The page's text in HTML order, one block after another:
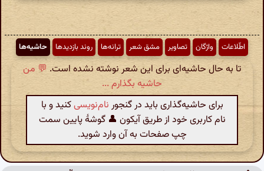
اطّلاعات واژگان تصاویر مشق شعر ترانه‌ها روند بازدیدها حاشیه‌ها
تا به حال حاشیه‌ای برای این شعر نوشته نشده است. 💬 من
حاشیه بگذارم ...
برای حاشیه‌گذاری باید در گنجور نام‌نویسیکنید و با
نام کاربری خود از طریق آیکون 👤 گوشهٔ پایین سمت
چپ صفحات به آن وارد شوید.